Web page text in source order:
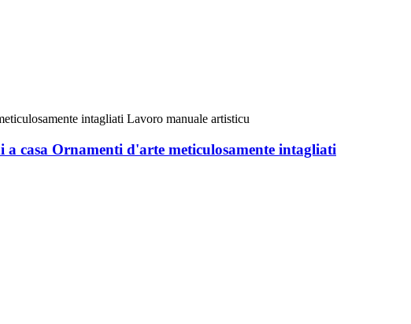
casa Ornamenti d'arte meticulosamente intagliati